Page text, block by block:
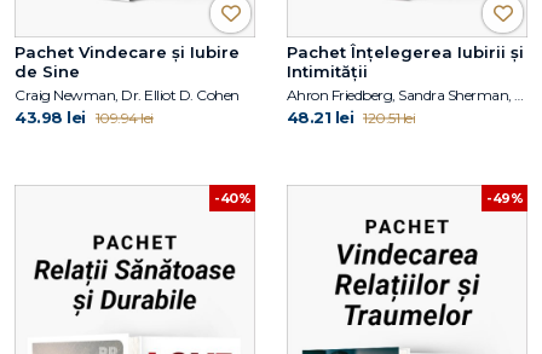
Pachet Vindecare și Iubire
de Sine
Craig Newman, Dr. Elliot D. Cohen
43.98 lei 109.94 lei
Pachet Înțelegerea Iubirii și
Intimității
Ahron Friedberg, Sandra Sherman, Simona Nicolaescu
48.21 lei 120.51 lei
-40% -49%